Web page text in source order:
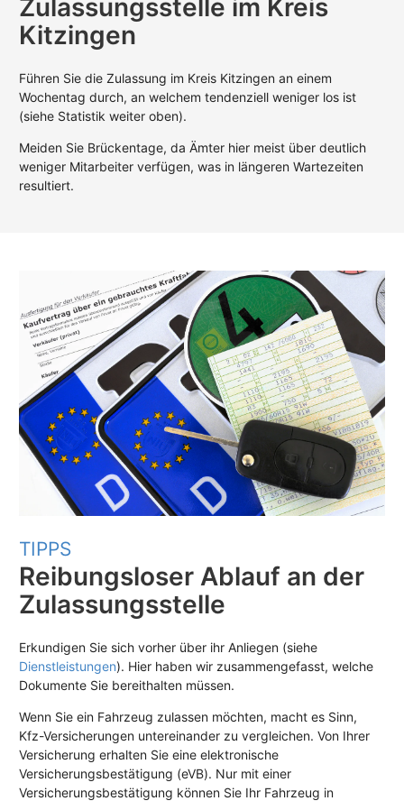
Zulassungsstelle im Kreis
Kitzingen
Führen Sie die Zulassung im Kreis Kitzingen an einem
Wochentag durch, an welchem tendenziell weniger los ist
(siehe Statistik weiter oben).
Meiden Sie Brückentage, da Ämter hier meist über deutlich
weniger Mitarbeiter verfügen, was in längeren Wartezeiten
resultiert.
TIPPS
Reibungsloser Ablauf an der
Zulassungsstelle
Erkundigen Sie sich vorher über ihr Anliegen (siehe
Dienstleistungen). Hier haben wir zusammengefasst, welche
Dokumente Sie bereithalten müssen.
Wenn Sie ein Fahrzeug zulassen möchten, macht es Sinn,
Kfz-Versicherungen untereinander zu vergleichen. Von Ihrer
Versicherung erhalten Sie eine elektronische
Versicherungsbestätigung (eVB). Nur mit einer
Versicherungsbestätigung können Sie Ihr Fahrzeug in